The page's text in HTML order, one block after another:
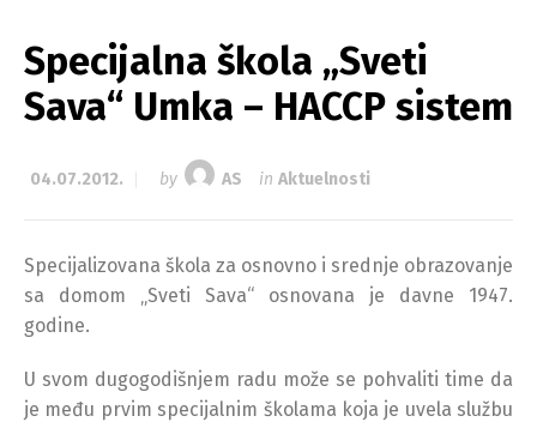
Specijalna škola „Sveti
Sava“ Umka – HACCP sistem
04.07.2012. by AS in Aktuelnosti
Specijalizovana škola za osnovno i srednje obrazovanje
sa domom „Sveti Sava“ osnovana je davne 1947.
godine.
U svom dugogodišnjem radu može se pohvaliti time da
je među prvim specijalnim školama koja je uvela službu